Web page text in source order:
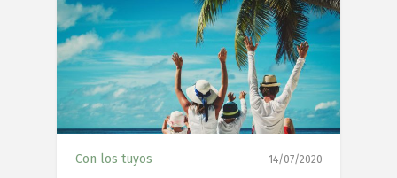
Con los tuyos 14/07/2020
8